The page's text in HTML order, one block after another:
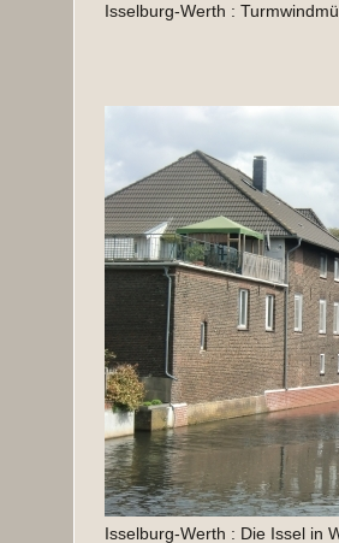
Isselburg-Werth :
Isselburg-Werth : Die Issel in